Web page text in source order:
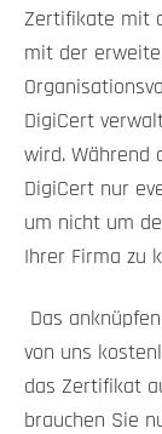
Zertifikate mit
mit der
DigiCert
wird. Während
DigiCert nur
um nicht um
Ihrer Firma zu
Das
von uns
das Zertifikat
brauchen Sie